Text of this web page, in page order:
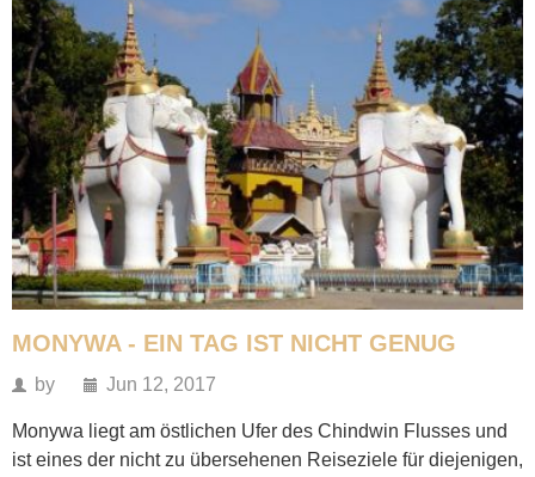
MONYWA - EIN TAG IST NICHT GENUG
by Jun 12, 2017
Monywa liegt am östlichen Ufer des Chindwin Flusses und
ist eines der nicht zu übersehenen Reiseziele für diejenigen,